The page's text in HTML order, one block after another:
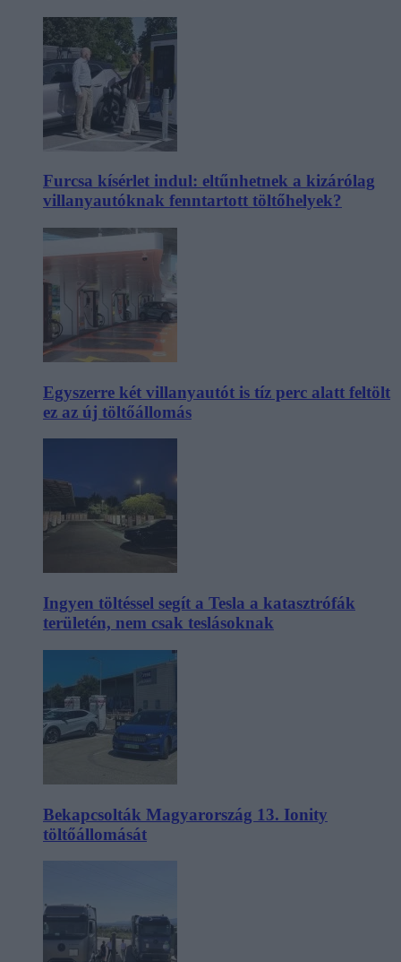
Furcsa kísérlet indul: eltűnhetnek a kizárólag
villanyautóknak fenntartott töltőhelyek?
Egyszerre két villanyautót is tíz perc alatt feltölt
ez az új töltőállomás
Ingyen töltéssel segít a Tesla a katasztrófák
területén, nem csak teslásoknak
Bekapcsolták Magyarország 13. Ionity
töltőállomását